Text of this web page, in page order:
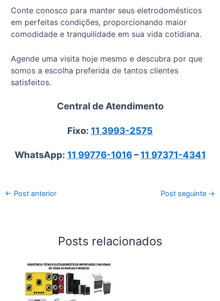
Conte conosco para manter seus eletrodomésticos
em perfeitas condições, proporcionando maior
comodidade e tranquilidade em sua vida cotidiana.
Agende uma visita hoje mesmo e descubra por que
somos a escolha preferida de tantos clientes
satisfeitos.
Central de Atendimento
Fixo: 11 3993-2575
WhatsApp: 11 99776-1016–11 97371-4341
← Post anterior Post seguinte →
Posts relacionados